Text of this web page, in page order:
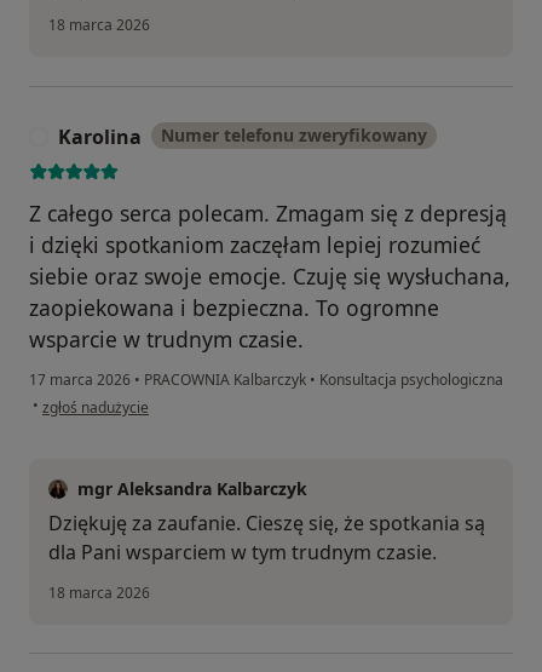
18 marca 2026
Karolina Numer telefonu zweryfikowany
Z całego serca polecam. Zmagam się z depresją
i dzięki spotkaniom zaczęłam lepiej rozumieć
siebie oraz swoje emocje. Czuję się wysłuchana,
zaopiekowana i bezpieczna. To ogromne
wsparcie w trudnym czasie.
17 marca 2026 • PRACOWNIA Kalbarczyk • Konsultacja psychologiczna
• w opinii użytkownika Karolina
zgłoś nadużycie
mgr Aleksandra Kalbarczyk
Dziękuję za zaufanie. Cieszę się, że spotkania są
dla Pani wsparciem w tym trudnym czasie.
18 marca 2026